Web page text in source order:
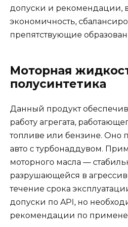
допуски и рекомендации,
экономичность,
препятствующие
Моторная
полусинтетика
Данный продукт
работу агрегата,
топливе или бензине. Оно
авто с турбонаддувом.
моторного масла —
разрушающейся в
течение срока
допуски по API, но
рекомендации по